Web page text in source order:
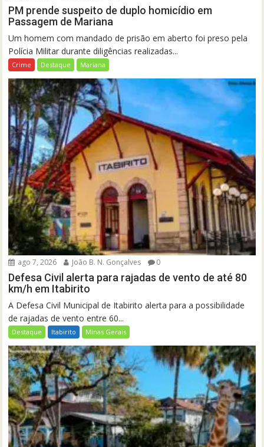
PM prende suspeito de duplo homicídio em
Passagem de Mariana
Um homem com mandado de prisão em aberto foi preso pela
Polícia Militar durante diligências realizadas...
Crime Destaque Mariana
ago 7, 2026 João B. N. Gonçalves 0
Defesa Civil alerta para rajadas de vento de até 80
km/h em Itabirito
A Defesa Civil Municipal de Itabirito alerta para a possibilidade
de rajadas de vento entre 60...
Destaque Itabirito Minas Gerais